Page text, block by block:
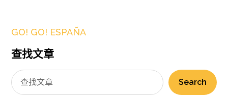
GO! GO! ESPAÑA
查找文章
Search